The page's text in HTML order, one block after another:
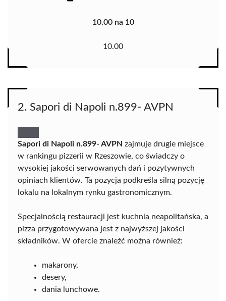
10.00 na 10
10.00
2. Sapori di Napoli n.899- AVPN
Sapori di Napoli n.899- AVPN zajmuje drugie miejsce
w rankingu pizzerii w Rzeszowie, co świadczy o
wysokiej jakości serwowanych dań i pozytywnych
opiniach klientów. Ta pozycja podkreśla silną pozycję
lokalu na lokalnym rynku gastronomicznym.
Specjalnością restauracji jest kuchnia neapolitańska, a
pizza przygotowywana jest z najwyższej jakości
składników. W ofercie znaleźć można również:
makarony,
desery,
dania lunchowe.